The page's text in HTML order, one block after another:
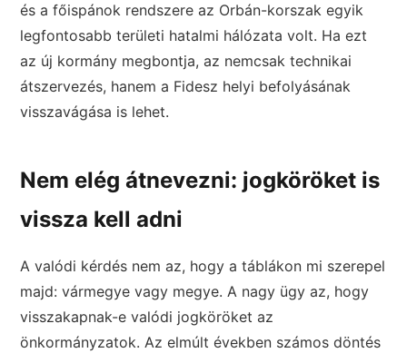
és a főispánok rendszere az Orbán-korszak egyik
legfontosabb területi hatalmi hálózata volt. Ha ezt
az új kormány megbontja, az nemcsak technikai
átszervezés, hanem a Fidesz helyi befolyásának
visszavágása is lehet.
Nem elég átnevezni: jogköröket is
vissza kell adni
A valódi kérdés nem az, hogy a táblákon mi szerepel
majd: vármegye vagy megye. A nagy ügy az, hogy
visszakapnak-e valódi jogköröket az
önkormányzatok. Az elmúlt években számos döntés